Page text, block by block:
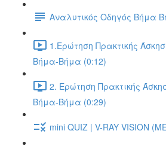
Αναλυτικός Οδηγός Βήμα
1.Ερώτηση Πρακτικής
Βήμα-Βήμα (0:12)
2. Ερώτηση Πρακτικής
Βήμα-Βήμα (0:29)
mini QUIZ | V-RAY VISION